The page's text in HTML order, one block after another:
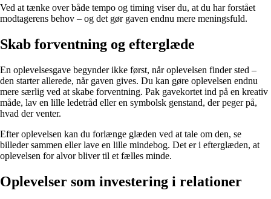
Ved at tænke over både tempo og timing viser du, at du har forstået
modtagerens behov – og det gør gaven endnu mere meningsfuld.
Skab forventning og efterglæde
En oplevelsesgave begynder ikke først, når oplevelsen finder sted –
den starter allerede, når gaven gives. Du kan gøre oplevelsen endnu
mere særlig ved at skabe forventning. Pak gavekortet ind på en kreativ
måde, lav en lille ledetråd eller en symbolsk genstand, der peger på,
hvad der venter.
Efter oplevelsen kan du forlænge glæden ved at tale om den, se
billeder sammen eller lave en lille mindebog. Det er i efterglæden, at
oplevelsen for alvor bliver til et fælles minde.
Oplevelser som investering i relationer